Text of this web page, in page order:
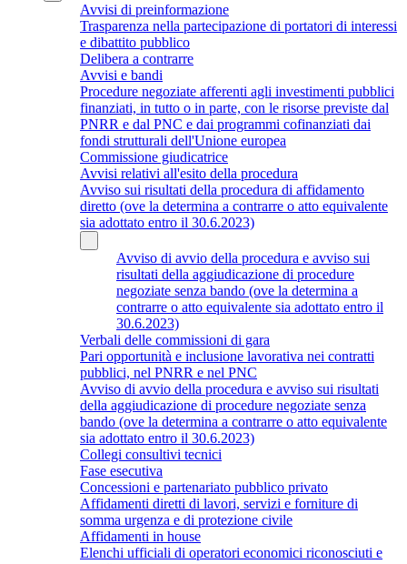
Avvisi di preinformazione
Trasparenza nella partecipazione di portatori di interessi
e dibattito pubblico
Delibera a contrarre
Avvisi e bandi
Procedure negoziate afferenti agli investimenti pubblici
finanziati, in tutto o in parte, con le risorse previste dal
PNRR e dal PNC e dai programmi cofinanziati dai
fondi strutturali dell'Unione europea
Commissione giudicatrice
Avvisi relativi all'esito della procedura
Avviso sui risultati della procedura di affidamento
diretto (ove la determina a contrarre o atto equivalente
sia adottato entro il 30.6.2023)
Avviso di avvio della procedura e avviso sui
risultati della aggiudicazione di procedure
negoziate senza bando (ove la determina a
contrarre o atto equivalente sia adottato entro il
30.6.2023)
Verbali delle commissioni di gara
Pari opportunità e inclusione lavorativa nei contratti
pubblici, nel PNRR e nel PNC
Avviso di avvio della procedura e avviso sui risultati
della aggiudicazione di procedure negoziate senza
bando (ove la determina a contrarre o atto equivalente
sia adottato entro il 30.6.2023)
Collegi consultivi tecnici
Fase esecutiva
Concessioni e partenariato pubblico privato
Affidamenti diretti di lavori, servizi e forniture di
somma urgenza e di protezione civile
Affidamenti in house
Elenchi ufficiali di operatori economici riconosciuti e